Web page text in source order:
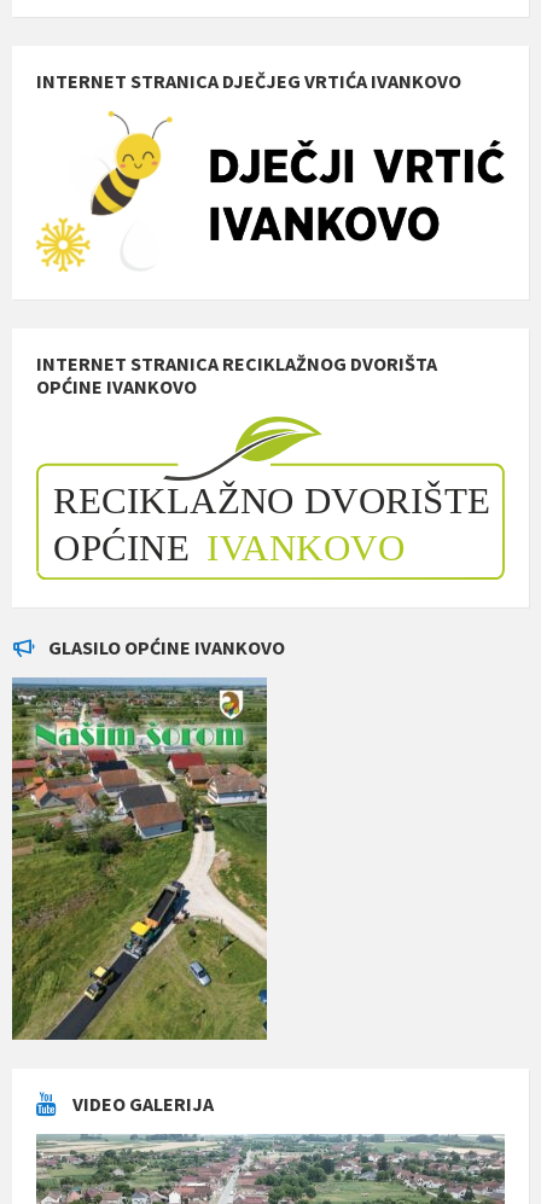
INTERNET STRANICA DJEČJEG VRTIĆA IVANKOVO
INTERNET STRANICA RECIKLAŽNOG DVORIŠTA
OPĆINE IVANKOVO
GLASILO OPĆINE IVANKOVO
VIDEO GALERIJA